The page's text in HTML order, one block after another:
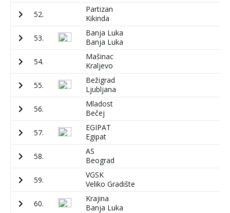
52.
Partizan
Kikinda
53.
Banja Luka
Banja Luka
54.
Mašinac
Kraljevo
55.
Bežigrad
Ljubljana
56.
Mladost
Bečej
57.
EGIPAT
Egipat
58.
AS
Beograd
59.
VGSK
Veliko Gradište
60.
Krajina
Banja Luka